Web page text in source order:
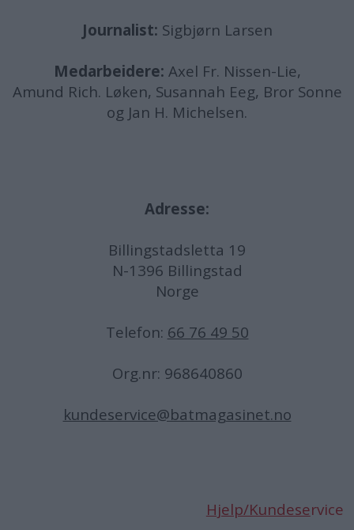
Journalist: Sigbjørn Larsen
Medarbeidere: Axel Fr. Nissen-Lie,
Amund Rich. Løken, Susannah Eeg, Bror Sonne
og Jan H. Michelsen.
Adresse:
Billingstadsletta 19
N-1396 Billingstad
Norge
Telefon: 66 76 49 50
Org.nr: 968640860
kundeservice@batmagasinet.no
Hjelp/Kundeservice